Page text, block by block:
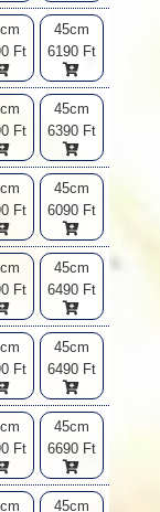
Ft
45cm
6190 Ft
Ft
45cm
6390 Ft
Ft
45cm
6090 Ft
Ft
45cm
6490 Ft
Ft
45cm
6490 Ft
Ft
45cm
6690 Ft
45cm